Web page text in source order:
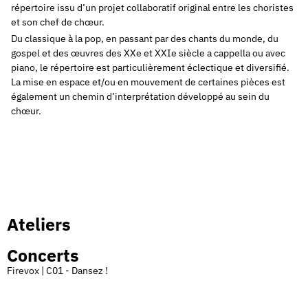
répertoire issu d’un projet collaboratif original entre les choristes
et son chef de chœur.
Du classique à la pop, en passant par des chants du monde, du
gospel et des œuvres des XXe et XXIe siècle a cappella ou avec
piano, le répertoire est particulièrement éclectique et diversifié.
La mise en espace et/ou en mouvement de certaines pièces est
également un chemin d’interprétation développé au sein du
chœur.
Ateliers
Concerts
Firevox | C01 - Dansez !